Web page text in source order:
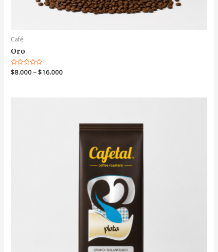
Café
Oro
Valorado
en
$8.000–$16.000